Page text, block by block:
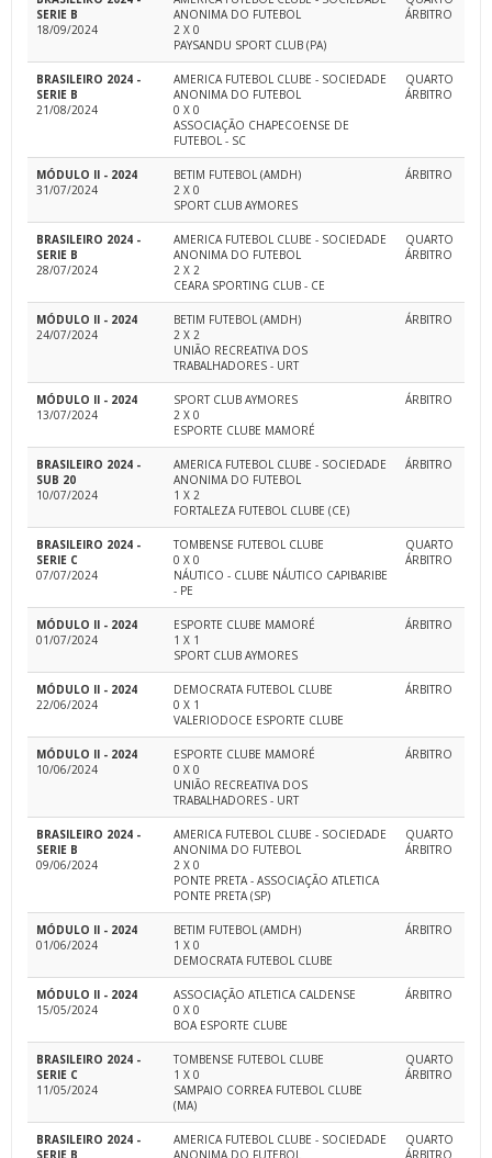
SERIE B
18/09/2024
ANONIMA DO FUTEBOL
2 X 0
PAYSANDU SPORT CLUB (PA)
ÁRBITRO
BRASILEIRO 2024 -
SERIE B
21/08/2024
AMERICA FUTEBOL CLUBE - SOCIEDADE
ANONIMA DO FUTEBOL
0 X 0
ASSOCIAÇÃO CHAPECOENSE DE
FUTEBOL - SC
QUARTO
ÁRBITRO
MÓDULO II - 2024
31/07/2024
BETIM FUTEBOL (AMDH)
2 X 0
SPORT CLUB AYMORES
ÁRBITRO
BRASILEIRO 2024 -
SERIE B
28/07/2024
AMERICA FUTEBOL CLUBE - SOCIEDADE
ANONIMA DO FUTEBOL
2 X 2
CEARA SPORTING CLUB - CE
QUARTO
ÁRBITRO
MÓDULO II - 2024
24/07/2024
BETIM FUTEBOL (AMDH)
2 X 2
UNIÃO RECREATIVA DOS
TRABALHADORES - URT
ÁRBITRO
MÓDULO II - 2024
13/07/2024
SPORT CLUB AYMORES
2 X 0
ESPORTE CLUBE MAMORÉ
ÁRBITRO
BRASILEIRO 2024 -
SUB 20
10/07/2024
AMERICA FUTEBOL CLUBE - SOCIEDADE
ANONIMA DO FUTEBOL
1 X 2
FORTALEZA FUTEBOL CLUBE (CE)
ÁRBITRO
BRASILEIRO 2024 -
SERIE C
07/07/2024
TOMBENSE FUTEBOL CLUBE
0 X 0
NÁUTICO - CLUBE NÁUTICO CAPIBARIBE
- PE
QUARTO
ÁRBITRO
MÓDULO II - 2024
01/07/2024
ESPORTE CLUBE MAMORÉ
1 X 1
SPORT CLUB AYMORES
ÁRBITRO
MÓDULO II - 2024
22/06/2024
DEMOCRATA FUTEBOL CLUBE
0 X 1
VALERIODOCE ESPORTE CLUBE
ÁRBITRO
MÓDULO II - 2024
10/06/2024
ESPORTE CLUBE MAMORÉ
0 X 0
UNIÃO RECREATIVA DOS
TRABALHADORES - URT
ÁRBITRO
BRASILEIRO 2024 -
SERIE B
09/06/2024
AMERICA FUTEBOL CLUBE - SOCIEDADE
ANONIMA DO FUTEBOL
2 X 0
PONTE PRETA - ASSOCIAÇÃO ATLETICA
PONTE PRETA (SP)
QUARTO
ÁRBITRO
MÓDULO II - 2024
01/06/2024
BETIM FUTEBOL (AMDH)
1 X 0
DEMOCRATA FUTEBOL CLUBE
ÁRBITRO
MÓDULO II - 2024
15/05/2024
ASSOCIAÇÃO ATLETICA CALDENSE
0 X 0
BOA ESPORTE CLUBE
ÁRBITRO
BRASILEIRO 2024 -
SERIE C
11/05/2024
TOMBENSE FUTEBOL CLUBE
1 X 0
SAMPAIO CORREA FUTEBOL CLUBE
(MA)
QUARTO
ÁRBITRO
BRASILEIRO 2024 -
SERIE B
AMERICA FUTEBOL CLUBE - SOCIEDADE
ANONIMA DO FUTEBOL
QUARTO
ÁRBITRO